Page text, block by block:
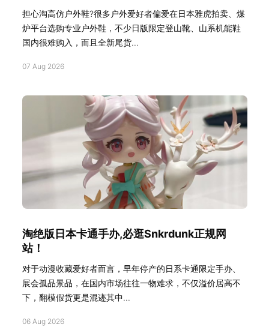
担心淘高仿户外鞋?很多户外爱好者偏爱在日本雅虎拍卖、煤
炉平台选购专业户外鞋，不少日版限定登山靴、山系机能鞋
国内很难购入，而且全新尾货...
07 Aug 2026
淘绝版日本卡通手办,必逛Snkrdunk正规网
站！
对于动漫收藏爱好者而言，早年停产的日系卡通限定手办、
展会孤品景品，在国内市场往往一物难求，不仅溢价居高不
下，翻模假货更是混迹其中...
06 Aug 2026